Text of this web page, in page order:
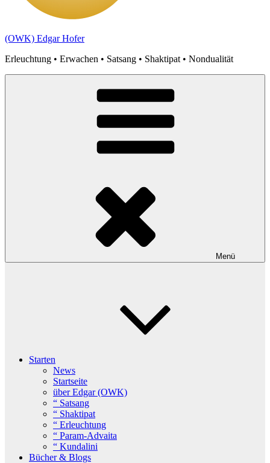
(OWK) Edgar Hofer
Erleuchtung • Erwachen • Satsang • Shaktipat • Nondualität
Menü
Starten
News
Startseite
über Edgar (OWK)
“ Satsang
“ Shaktipat
“ Erleuchtung
“ Param-Advaita
“ Kundalini
Bücher & Blogs